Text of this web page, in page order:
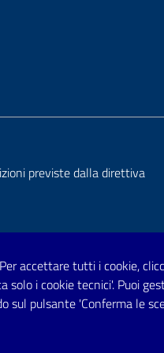
accettare tutti i cookie,
i cookie tecnici'. Puoi
sul pulsante 'Conferma le
previste dalla direttiva